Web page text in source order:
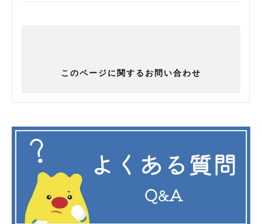
このページに関するお問い合わせ